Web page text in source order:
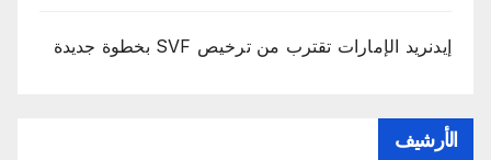
إيدنريد الإمارات تقترب من ترخيص SVF بخطوة جديدة
الأرشيف